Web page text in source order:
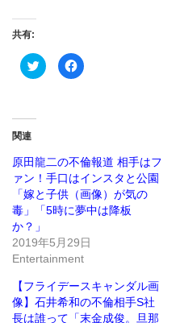
共有:
ク
リ
(新
し
い
ウ
ィ
ン
ド
で
開
き
ま
Facebook
で
ッ
ク
し
て
く
だ
さ
(新
し
い
ウ
ン
ド
ウ
で
関連
原田龍二の不倫報道 相手はフ
ァン！手口はインスタと公園
「嫁と子供（画像）が気の
毒」「5時に夢中は降板
か？」
2019年5月29日
Entertainment
【フライデースキャンダル画
像】石井希和の不倫相手S社
長は誰って「末金成俊。旦那